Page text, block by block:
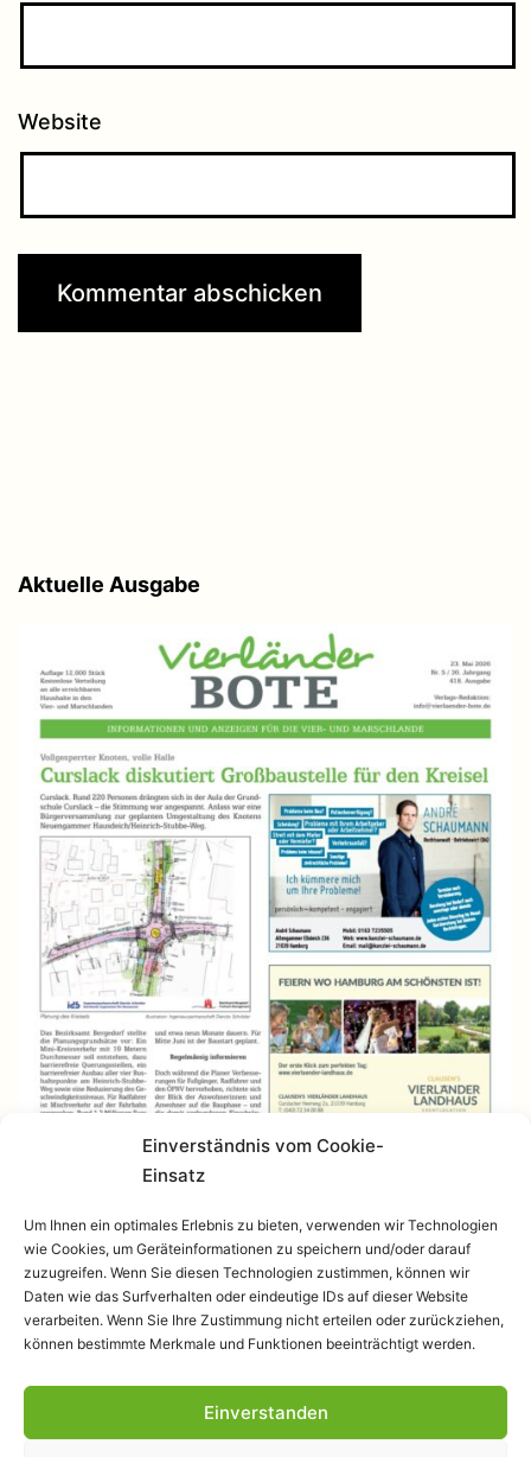
Einverständnis vom Cookie-
Einsatz
Um Ihnen ein optimales Erlebnis zu bieten, verwenden wir Technologien
wie Cookies, um Geräteinformationen zu speichern und/oder darauf
zuzugreifen. Wenn Sie diesen Technologien zustimmen, können wir
Daten wie das Surfverhalten oder eindeutige IDs auf dieser Website
verarbeiten. Wenn Sie Ihre Zustimmung nicht erteilen oder zurückziehen,
können bestimmte Merkmale und Funktionen beeinträchtigt werden.
Einverstanden
Website
Aktuelle Ausgabe